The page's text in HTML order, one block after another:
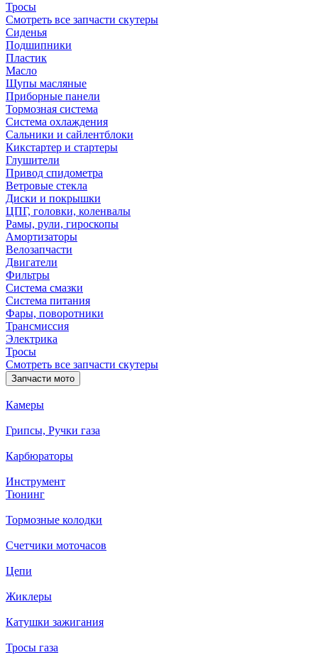
Тросы
Смотреть все запчасти скутеры
Сиденья
Подшипники
Пластик
Масло
Щупы масляные
Приборные панели
Тормозная система
Система охлаждения
Сальники и сайлентблоки
Кикстартер и стартеры
Глушители
Привод спидометра
Ветровые стекла
Диски и покрышки
ЦПГ, головки, коленвалы
Рамы, рули, гироскопы
Амортизаторы
Велозапчасти
Двигатели
Фильтры
Система смазки
Система питания
Фары, поворотники
Трансмиссия
Электрика
Тросы
Смотреть все запчасти скутеры
Запчасти мото
Камеры
Грипсы, Ручки газа
Карбюраторы
Инструмент
Тюнинг
Тормозные колодки
Счетчики моточасов
Цепи
Жиклеры
Катушки зажигания
Тросы газа